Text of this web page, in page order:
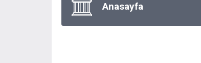
Anasayfa